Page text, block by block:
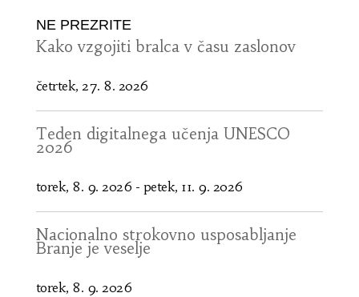
NE PREZRITE
Kako vzgojiti bralca v času zaslonov
četrtek, 27. 8. 2026
Teden digitalnega učenja UNESCO
2026
torek, 8. 9. 2026 - petek, 11. 9. 2026
Nacionalno strokovno usposabljanje
Branje je veselje
torek, 8. 9. 2026